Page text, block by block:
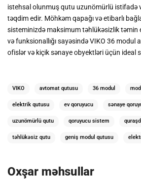
istehsal olunmuş qutu uzunömürlü istifadə
təqdim edir. Möhkəm qapağı və etibarlı
sisteminizdə maksimum təhlükəsizlik təmin
və funksionallığı sayəsində VIKO 36 modul
ofislər və kiçik sənaye obyektləri üçün ideal
VIKO avtomat qutusu 36 modul
elektrik qutusu ev qoruyucu sənaye
uzunömürlü qutu qoruyucu sistem
təhlükəsiz qutu geniş modul qutusu
Oxşar məhsullar